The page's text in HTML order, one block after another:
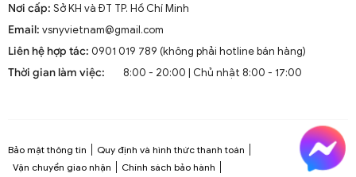
Nơi cấp: Sở KH và ĐT TP. Hồ Chí Minh
Email: vsnyvietnam@gmail.com
Liên hệ hợp tác: 0901 019 789 (không phải hotline bán hàng)
Thời gian làm việc:
8:00 - 20:00 | Chủ nhật 8:00 - 17:00
Bảo mật thông tin
Quy định và hình thức thanh toán
Vận chuyển giao nhận
Chính sách bảo hành